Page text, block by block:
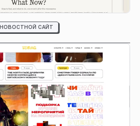
НОВОСТНОЙ САЙТ